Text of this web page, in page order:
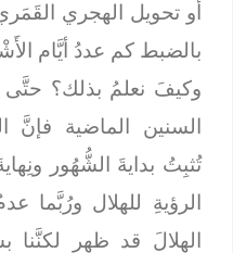
أو تحويل الهجري
بالضبط كم عددُ أيَّام
وكيفَ نعلمُ بذلك؟ حتَّى
السنين الماضية فإنَّ
تُثبِتُ بدايةَ الشُّهُور
الرؤيةِ للهلال ورُبَّما
الهلالَ قد ظهر لكنَّنا